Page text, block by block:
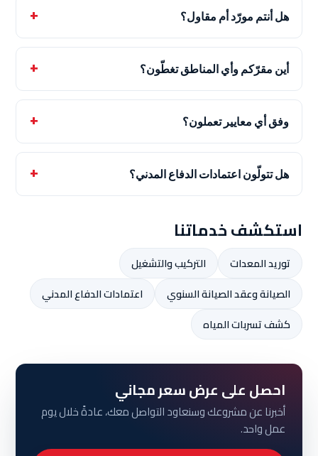
هل أنتم مورّد أم مقاول؟
أين مقرّكم وأي المناطق تغطّون؟
وفق أي معايير تعملون؟
هل تتولّون اعتمادات الدفاع المدني؟
استكشف خدماتنا
توريد المعدات
التركيب والتشغيل
الصيانة وعقد الصيانة السنوي
اعتمادات الدفاع المدني
كشف تسربات المياه
احصل على عرض سعر مجاني
أخبرنا عن مشروعك وسنعاود التواصل معك، عادةً خلال يوم
عمل واحد.